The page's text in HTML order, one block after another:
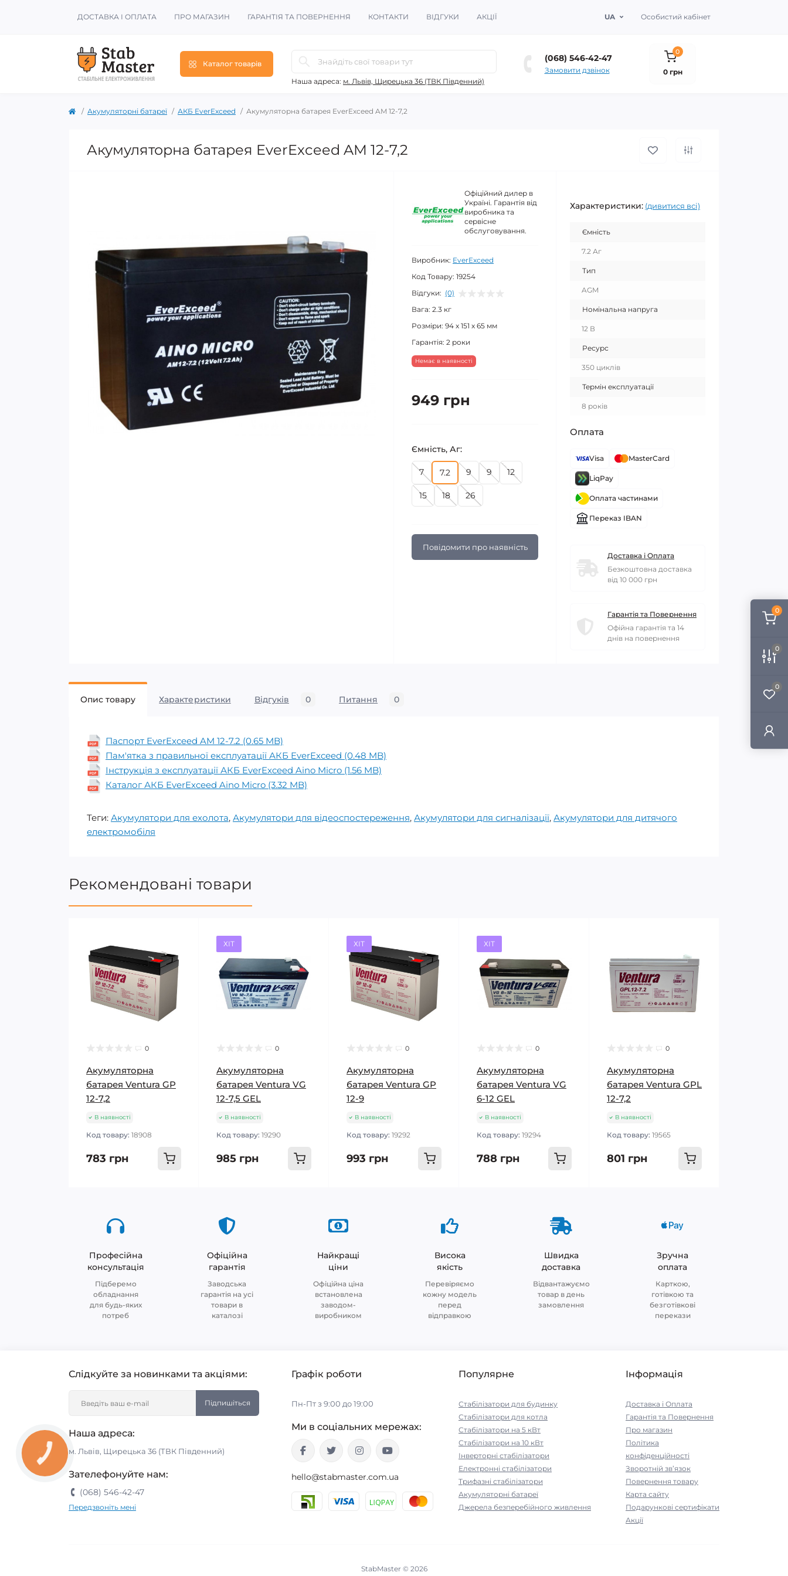
0
0
0
ДОСТАВКА І ОПЛАТА ПРО МАГАЗИН ГАРАНТІЯ ТА ПОВЕРНЕННЯ КОНТАКТИ ВІДГУКИ АКЦІЇ UA Особистий кабінет
Каталог товарів
Наша адреса: м. Львів, Щирецька 36 (ТВК Південний)
(068) 546-42-47
Замовити дзвінок
0
0 грн
Акумуляторні батареї АКБ EverExceed Акумуляторна батарея EverExceed AM 12-7,2
Акумуляторна батарея EverExceed AM 12-7,2
Офіційний дилер в
Україні. Гарантія від
виробника та
сервісне
обслуговування.
Виробник: EverExceed
Код Товару: 19254
Відгуки: (0)
Вага: 2.3 кг
Розміри: 94 x 151 x 65 мм
Гарантія: 2 роки
Немає в наявності
949 грн
Ємність, Аг:
7 7.2 9 9 12
15 18 26
Повідомити про наявність
Характеристики: (дивитися всі)
Ємність
7.2 Аг
Тип
AGM
Номінальна напруга
12 В
Ресурс
350 циклів
Термін експлуатації
8 років
Оплата
Visa MasterCard
LiqPay
Оплата частинами
Переказ IBAN
Доставка і Оплата
Безкоштовна доставка
від 10 000 грн
Гарантія та Повернення
Офійна гарантія та 14
днів на повернення
Опис товару Характеристики Відгуків 0 Питання 0
Паспорт EverExceed AM 12-7.2 (0.65 MB)
Пам'ятка з правильної експлуатації АКБ EverExceed (0.48 MB)
Інструкція з експлуатації АКБ EverExceed Aino Micro (1.56 MB)
Каталог АКБ EverExceed Aino Micro (3.32 MB)
Теги: Акумулятори для ехолота, Акумулятори для відеоспостереження, Акумулятори для сигналізації, Акумулятори для дитячого
електромобіля
Рекомендовані товари
0
Акумуляторна
батарея Ventura GP
12-7,2
В наявності
Код товару: 18908
783 грн
ХІТ
0
Акумуляторна
батарея Ventura VG
12-7,5 GEL
В наявності
Код товару: 19290
985 грн
ХІТ
0
Акумуляторна
батарея Ventura GP
12-9
В наявності
Код товару: 19292
993 грн
ХІТ
0
Акумуляторна
батарея Ventura VG
6-12 GEL
В наявності
Код товару: 19294
788 грн
0
Акумуляторна
батарея Ventura GPL
12-7,2
В наявності
Код товару: 19565
801 грн
Професійна
консультація
Підберемо
обладнання
для будь-яких
потреб
Офіційна
гарантія
Заводська
гарантія на усі
товари в
каталозі
Найкращі
ціни
Офіційна ціна
встановлена
заводом-
виробником
Висока
якість
Перевіряємо
кожну модель
перед
відправкою
Швидка
доставка
Відвантажуємо
товар в день
замовлення
Зручна
оплата
Карткою,
готівкою та
безготівкові
перекази
Слідкуйте за новинками та акціями:
Підпишіться
Наша адреса:
м. Львів, Щирецька 36 (ТВК Південний)
Зателефонуйте нам:
(068) 546-42-47
Передзвоніть мені
Графік роботи
Пн-Пт з 9:00 до 19:00
Ми в соціальних мережах:
hello@stabmaster.com.ua
Популярне
Стабілізатори для будинку
Стабілізатори для котла
Стабілізатори на 5 кВт
Стабілізатори на 10 кВт
Інверторні стабілізатори
Електронні стабілізатори
Трифазні стабілізатори
Акумуляторні батареї
Джерела безперебійного живлення
Інформація
Доставка і Оплата
Гарантія та Повернення
Про магазин
Політика
конфіденційності
Зворотній зв’язок
Повернення товару
Карта сайту
Подарункові сертифікати
Акції
StabMaster © 2026